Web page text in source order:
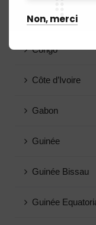
Cameroun
Congo
Côte d’Ivoire
Gabon
Guinée
Guinée Bissau
Guinée
Non, merci